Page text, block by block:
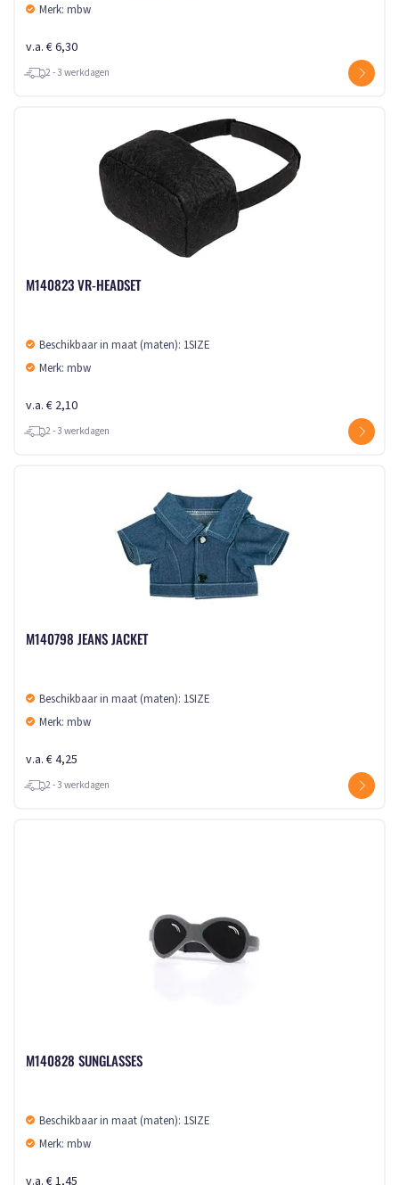
Merk: mbw
v.a. € 6,30
2 - 3 werkdagen
M140823 VR-HEADSET
Beschikbaar in maat (maten): 1SIZE
Merk: mbw
v.a. € 2,10
2 - 3 werkdagen
M140798 JEANS JACKET
Beschikbaar in maat (maten): 1SIZE
Merk: mbw
v.a. € 4,25
2 - 3 werkdagen
M140828 SUNGLASSES
Beschikbaar in maat (maten): 1SIZE
Merk: mbw
v.a. € 1,45